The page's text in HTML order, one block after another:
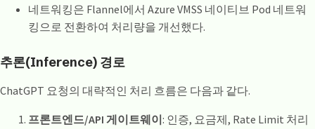
네트워킹은 Flannel에서 Azure VMSS 네이티브 Pod 네트워
킹으로 전환하여 처리량을 개선했다.
추론(Inference) 경로
ChatGPT 요청의 대략적인 처리 흐름은 다음과 같다.
프론트엔드/API 게이트웨이: 인증, 요금제, Rate Limit 처리